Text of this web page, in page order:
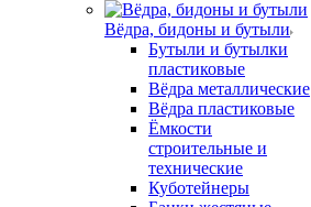
Вёдра, бидоны и бутыли
Бутыли и бутылки
пластиковые
Вёдра металлические
Вёдра пластиковые
Ёмкости
строительные и
технические
Куботейнеры